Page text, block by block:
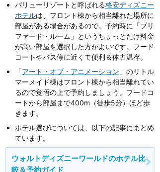
バリューリゾートと呼ばれる格安ディズニー
ホテルは、フロント棟から相当離れた場所に
部屋がある場合があるので、予約時に「プリ
ファード・ルーム」というちょっとだけ料金
が高い部屋を選択した方がよいです。フード
コートやバス停に近くて便利＆体力温存。
「アート・オブ・アニメーション 」のリトル
マーメイド棟はフロント棟から相当離れてい
るので覚悟の上で予約しましょう。フードコ
ートから部屋まで400m（徒歩5分）ほど歩
きます。
ホテル選びについては、以下の記事にまとめ
ています。
ウォルトディズニーワールドのホテル比
較＆予約ガイド